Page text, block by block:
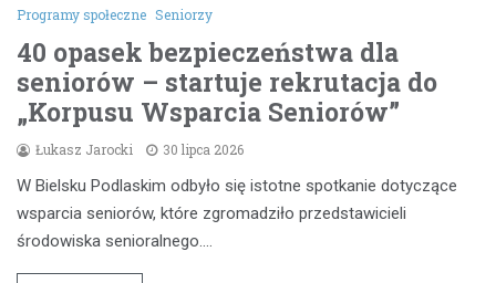
Programy społeczne Seniorzy
40 opasek bezpieczeństwa dla
seniorów – startuje rekrutacja do
„Korpusu Wsparcia Seniorów”
Łukasz Jarocki 30 lipca 2026
W Bielsku Podlaskim odbyło się istotne spotkanie dotyczące
wsparcia seniorów, które zgromadziło przedstawicieli
środowiska senioralnego.…